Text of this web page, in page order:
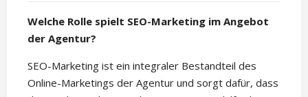
Welche Rolle spielt SEO-Marketing im Angebot
der Agentur?
SEO-Marketing ist ein integraler Bestandteil des
Online-Marketings der Agentur und sorgt dafür, dass